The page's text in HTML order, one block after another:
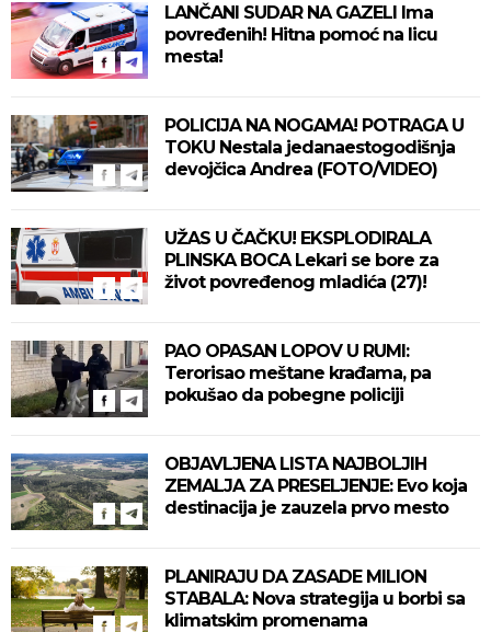
LANČANI SUDAR NA GAZELI Ima
povređenih! Hitna pomoć na licu
mesta!
POLICIJA NA NOGAMA! POTRAGA U
TOKU Nestala jedanaestogodišnja
devojčica Andrea (FOTO/VIDEO)
UŽAS U ČAČKU! EKSPLODIRALA
PLINSKA BOCA Lekari se bore za
život povređenog mladića (27)!
PAO OPASAN LOPOV U RUMI:
Terorisao meštane krađama, pa
pokušao da pobegne policiji
OBJAVLJENA LISTA NAJBOLJIH
ZEMALJA ZA PRESELJENJE: Evo koja
destinacija je zauzela prvo mesto
PLANIRAJU DA ZASADE MILION
STABALA: Nova strategija u borbi sa
klimatskim promenama